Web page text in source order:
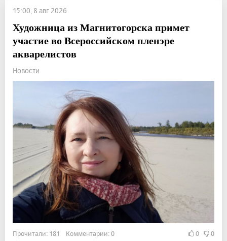
15:00, 8 авг 2026
Художница из Магнитогорска примет
участие во Всероссийском пленэре
акварелистов
Новости
Прочитали: 181 Комментарии: 0 0 0